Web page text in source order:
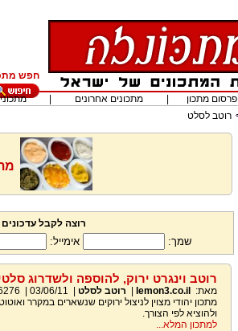
חפש
פרסום מתכון מתכונים אחרונים
רוטב לסלט
רוצה לקבל
שמך: אימייל:
רוטב וינגרט ירוק, להוספה ולשדרוג
מאת: lemon3.co.il רוטב לסלט 03/06/11
מתכון יהודי מצוין לניצול ירוקים שנשארים במקרר
ולהוציא לפי הצורך.
למתכון המלא...